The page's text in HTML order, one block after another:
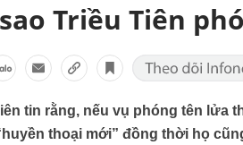
Triều Tiên
tin rằng, nếu vụ phóng tên lửa
thoại mới” đồng thời họ